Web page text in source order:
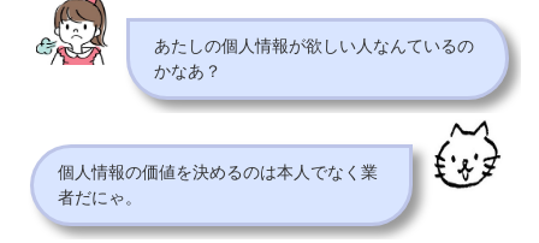
あたしの個人情報が欲しい人なんているの
かなあ？
個人情報の価値を決めるのは本人でなく業
者だにゃ。